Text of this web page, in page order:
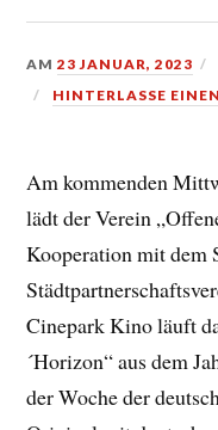
AM23 JANUAR, 2023
HINTERLASSE
Am kommenden
lädt der Verein
Kooperation mit dem
Cinepark Kino läuft
´Horizon“ aus dem
der Woche der